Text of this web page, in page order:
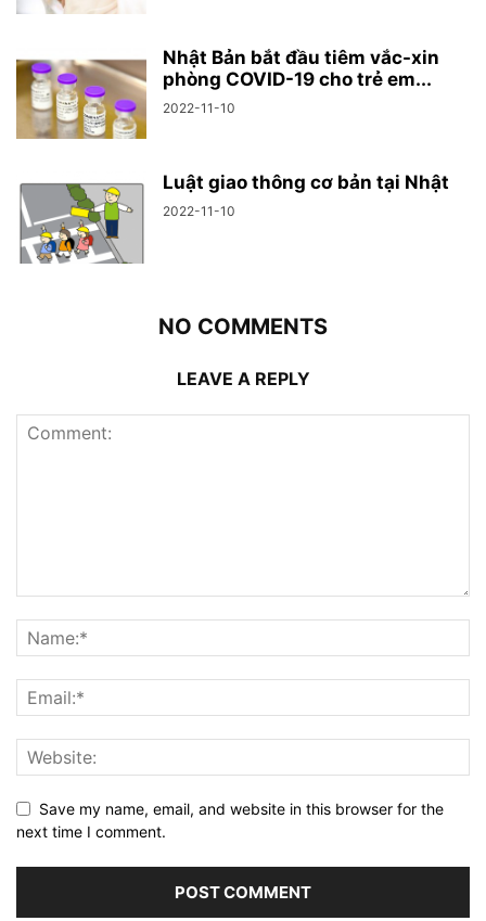
Nhật Bản bắt đầu tiêm vắc-xin
phòng COVID-19 cho trẻ em...
2022-11-10
Luật giao thông cơ bản tại Nhật
2022-11-10
NO COMMENTS
LEAVE A REPLY
Save my name, email, and website in this browser for the
next time I comment.